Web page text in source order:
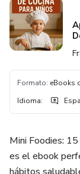
Formato: eBooks
Idioma:
Mini Foodies:
es el ebook